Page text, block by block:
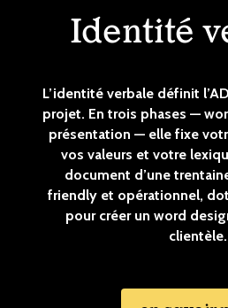
Identité
L’identité verbale définit
projet. En trois phases —
présentation — elle fixe
vos valeurs et votre
document d’une
friendly et opérationnel,
pour créer un word
clientèle.